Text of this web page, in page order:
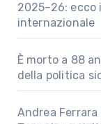
2025–26:
internazionale
È morto a 88
della politica
Andrea